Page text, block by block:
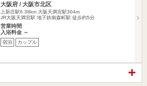
大阪府 / 大阪市北区
上新庄駅6.38km 大阪天満宮駅304m
JR大阪天満宮駅 地下鉄南森町駅 徒歩約5分
営業時間
入浴料金 ～
宿泊 カップル